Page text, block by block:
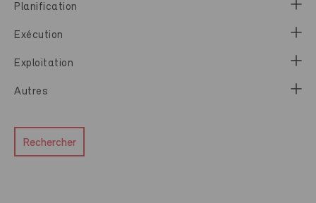
Planification
Exécution
Exploitation
Autres
Rechercher